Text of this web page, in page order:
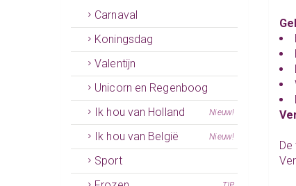
Carnaval
Koningsdag
Valentijn
Unicorn en Regenboog
Ik hou van Holland
Nieuw!
Ik hou van België Nieuw!
Sport